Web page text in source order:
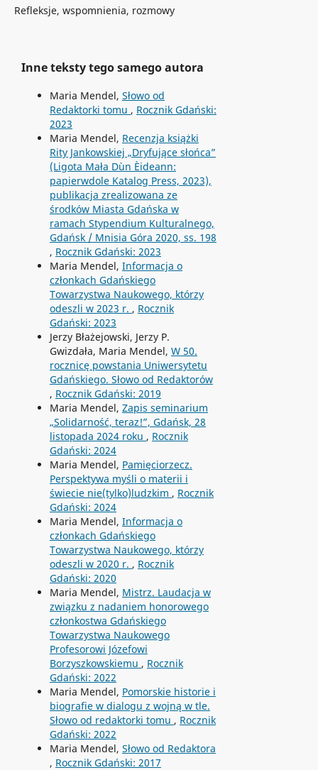
Refleksje, wspomnienia, rozmowy
Inne teksty tego samego autora
Maria Mendel, Słowo od
Redaktorki tomu , Rocznik Gdański:
2023
Maria Mendel, Recenzja książki
Rity Jankowskiej „Dryfujące słońca”
(Ligota Mała Dùn Èideann:
papierwdole Katalog Press, 2023),
publikacja zrealizowana ze
środków Miasta Gdańska w
ramach Stypendium Kulturalnego,
Gdańsk / Mnisia Góra 2020, ss. 198
, Rocznik Gdański: 2023
Maria Mendel, Informacja o
członkach Gdańskiego
Towarzystwa Naukowego, którzy
odeszli w 2023 r. , Rocznik
Gdański: 2023
Jerzy Błażejowski, Jerzy P.
Gwizdała, Maria Mendel, W 50.
rocznicę powstania Uniwersytetu
Gdańskiego. Słowo od Redaktorów
, Rocznik Gdański: 2019
Maria Mendel, Zapis seminarium
„Solidarność, teraz!”, Gdańsk, 28
listopada 2024 roku , Rocznik
Gdański: 2024
Maria Mendel, Pamięciorzecz.
Perspektywa myśli o materii i
świecie nie(tylko)ludzkim , Rocznik
Gdański: 2024
Maria Mendel, Informacja o
członkach Gdańskiego
Towarzystwa Naukowego, którzy
odeszli w 2020 r. , Rocznik
Gdański: 2020
Maria Mendel, Mistrz. Laudacja w
związku z nadaniem honorowego
członkostwa Gdańskiego
Towarzystwa Naukowego
Profesorowi Józefowi
Borzyszkowskiemu , Rocznik
Gdański: 2022
Maria Mendel, Pomorskie historie i
biografie w dialogu z wojną w tle.
Słowo od redaktorki tomu , Rocznik
Gdański: 2022
Maria Mendel, Słowo od Redaktora
, Rocznik Gdański: 2017